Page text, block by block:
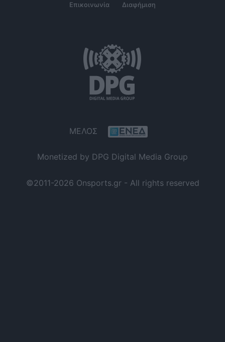
Επικοινωνία Διαφήμιση
ΜΕΛΟΣ
Monetized by DPG Digital Media Group
©2011-2026 Onsports.gr - All rights reserved